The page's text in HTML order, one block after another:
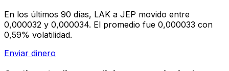
En los últimos 90 días, LAK a JEP movido entre
0,000032 y 0,000034. El promedio fue 0,000033 con
0,59% volatilidad.
Enviar dinero